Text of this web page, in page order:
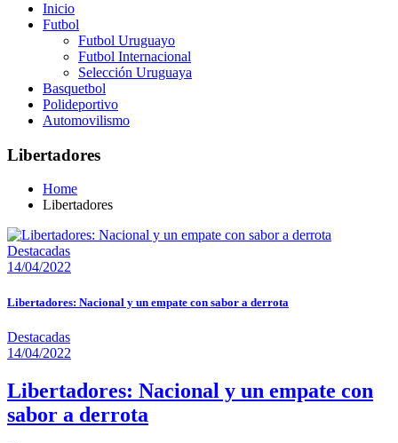
Inicio
Futbol
Futbol Uruguayo
Futbol Internacional
Selección Uruguaya
Basquetbol
Polideportivo
Automovilismo
Libertadores
Home
Libertadores
Destacadas
14/04/2022
Libertadores: Nacional y un empate con sabor a derrota
Destacadas
14/04/2022
Libertadores: Nacional y un empate con
sabor a derrota